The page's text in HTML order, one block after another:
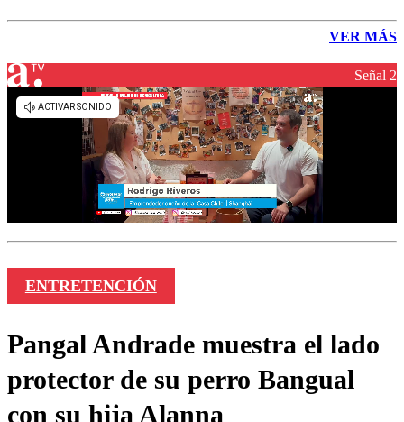
VER MÁS
Señal 2
ENTRETENCIÓN
Pangal Andrade muestra el lado
protector de su perro Bangual
con su hija Alanna